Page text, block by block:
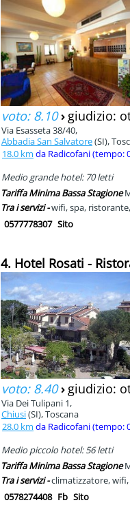
voto: 8.10› giudizio:
Via Esasseta 38/40,
Abbadia San Salvatore(SI),
18.0 km da Radicofani (tempo:
Medio grande hotel: 70 letti
Tariffa Minima Bassa Stagione
Tra i servizi -wifi, spa,
0577778307 Sito
4. Hotel Rosati -
voto: 8.40› giudizio:
Via Dei Tulipani 1,
Chiusi(SI), Toscana
28.0 km da Radicofani (tempo:
Medio piccolo hotel: 56 letti
Tariffa Minima Bassa Stagione
Tra i servizi -climatizzatore,
0578274408 Fb Sito